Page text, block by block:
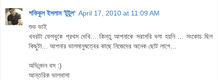
শফিকুল ইসলাম 'টুটুল' April 17, 2010 at 11:09 AM
শুভ ভাই
খবরটা ফেসবুকে প্রথম দেখি... কিন্তু আপনাকে সরাসরি বলা হয়নি ... সংকোচ ছিল
কিছুটা... আপনার ভালমানুষত্বের কাছে নিজেদের অনেক ছোট লাগে...
অভিনন্দন বস :)
আন্তরিক ভালবাসা